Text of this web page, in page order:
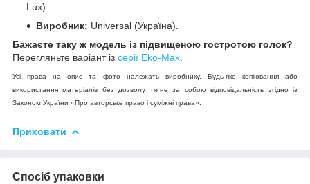
Lux).
Виробник: Universal (Україна).
Бажаєте таку ж модель із підвищеною гостротою голок?
Перегляньте варіант із серії Eko-Max
Усі права на опис та фото належать виробнику. Будь-яке копіювання або
використання матеріалів без дозволу тягне за собою відповідальність згідно із
Законом України «Про авторське право і суміжні права».
Приховати
Спосіб упаковки